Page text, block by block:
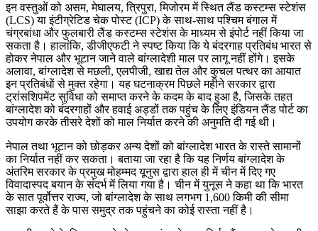
इन वस्तुओं को असम, मेघालय, त्रिपुरा, मिजोरम में स्थित लैंड कस्टम्स स्टेशंस
(LCS) या इंटीग्रेटिड चेक पोस्ट (ICP) के साथ-साथ पश्चिम बंगाल में
चंग्रबांधा और फुलबारी लैंड कस्टम्स स्टेशंस के माध्यम से इंपोर्ट नहीं किया जा
सकता है। हालांकि, डीजीएफटी ने स्पष्ट किया कि ये बंदरगाह प्रतिबंध भारत से
होकर नेपाल और भूटान जाने वाले बांग्लादेशी माल पर लागू नहीं होंगे। इसके
अलावा, बांग्लादेश से मछली, एलपीजी, खाद्य तेल और कुचल पत्थर का आयात
इन प्रतिबंधों से मुक्त रहेगा। यह घटनाक्रम पिछले महीने सरकार द्वारा
ट्रांसशिपमेंट सुविधा को समाप्त करने के कदम के बाद हुआ है, जिसके तहत
बांग्लादेश को बंदरगाहों और हवाई अड्डों तक पहुंच के लिए इंडियन लैंड पोर्ट का
उपयोग करके तीसरे देशों को माल निर्यात करने की अनुमति दी गई थी।
नेपाल तथा भूटान को छोड़कर अन्य देशों को बांग्लादेश भारत के रास्ते सामानों
का निर्यात नहीं कर सकता। बताया जा रहा है कि यह निर्णय बांग्लादेश के
अंतरिम सरकार के प्रमुख मोहम्मद यूनुस द्वारा हाल ही में चीन में दिए गए
विवादास्पद बयान के संदर्भ में लिया गया है। चीन में युनूस ने कहा था कि भारत
के सात पूर्वोत्तर राज्य, जो बांग्लादेश के साथ लगभग 1,600 किमी की सीमा
साझा करते हैं के पास समुद्र तक पहुंचने का कोई रास्ता नहीं है।